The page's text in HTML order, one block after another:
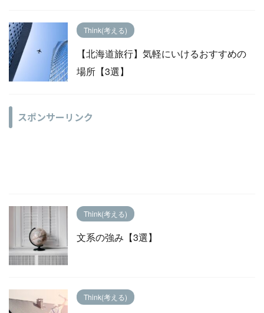
Think(考える)
【北海道旅行】気軽にいけるおすすめの
場所【3選】
スポンサーリンク
Think(考える)
文系の強み【3選】
Think(考える)